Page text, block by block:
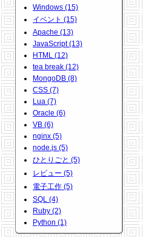
Windows (15)
イベント (15)
Apache (13)
JavaScript (13)
HTML (12)
tea break (12)
MongoDB (8)
CSS (7)
Lua (7)
Oracle (6)
VB (6)
nginx (5)
node.js (5)
ひとりごと (5)
レビュー (5)
電子工作 (5)
SQL (4)
Ruby (2)
Python (1)